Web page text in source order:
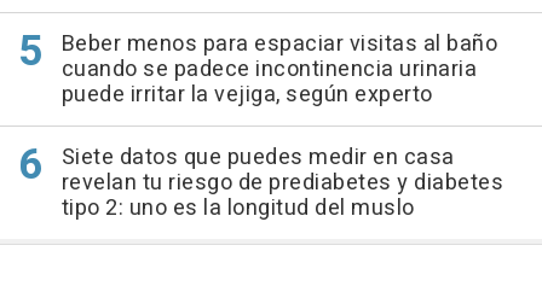
Beber menos para espaciar visitas al baño
cuando se padece incontinencia urinaria
puede irritar la vejiga, según experto
Siete datos que puedes medir en casa
revelan tu riesgo de prediabetes y diabetes
tipo 2: uno es la longitud del muslo